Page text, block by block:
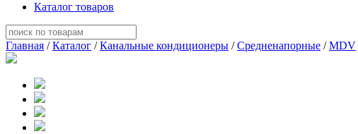
Каталог товаров
Главная /Каталог /Канальные кондиционеры /Средненапорные /MDV